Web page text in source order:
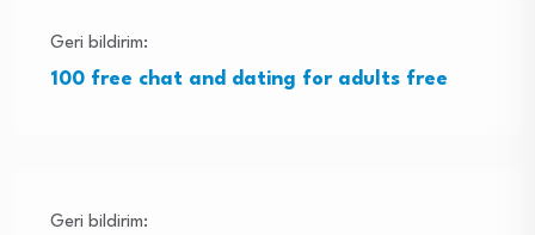
Geri bildirim:
100 free chat and dating for adults free
Geri bildirim: